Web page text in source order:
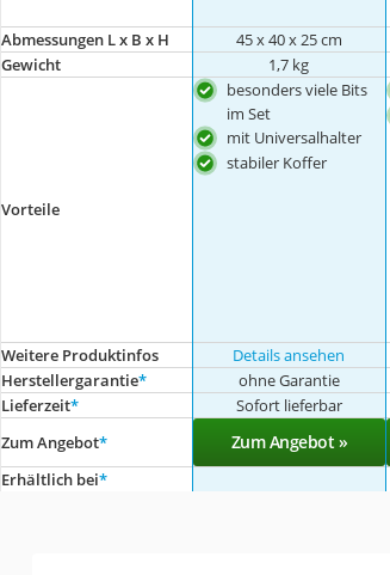
Abmessungen L x B x H 45 x 40 x 25 cm
Gewicht
1,7 kg
Vorteile
besonders viele Bits
im Set
mit Universalhalter
stabiler Koffer
Weitere Produktinfos Details ansehen
Herstellergarantie* ohne Garantie
Lieferzeit* Sofort lieferbar
Zum Angebot* Zum Angebot »
Erhältlich bei*